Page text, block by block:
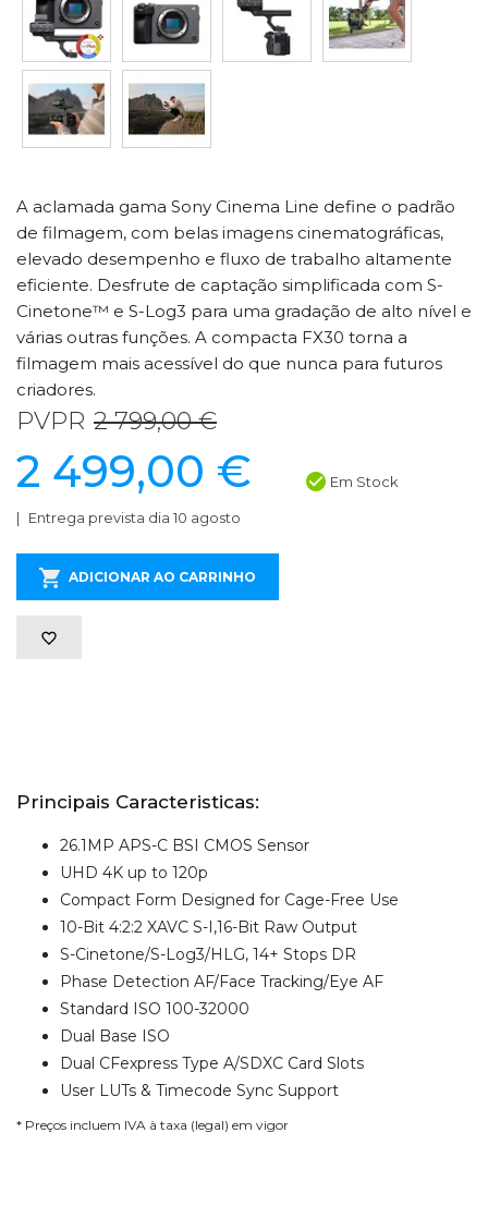
A aclamada gama Sony Cinema Line define o padrão
de filmagem, com belas imagens cinematográficas,
elevado desempenho e fluxo de trabalho altamente
eficiente. Desfrute de captação simplificada com S-
Cinetone™ e S-Log3 para uma gradação de alto nível e
várias outras funções. A compacta FX30 torna a
filmagem mais acessível do que nunca para futuros
criadores.
PVPR 2 799,00 €
2 499,00 € Em Stock
Entrega prevista dia 10 agosto
ADICIONAR AO CARRINHO
Principais Caracteristicas:
26.1MP APS-C BSI CMOS Sensor
UHD 4K up to 120p
Compact Form Designed for Cage-Free Use
10-Bit 4:2:2 XAVC S-I,16-Bit Raw Output
S-Cinetone/S-Log3/HLG, 14+ Stops DR
Phase Detection AF/Face Tracking/Eye AF
Standard ISO 100-32000
Dual Base ISO
Dual CFexpress Type A/SDXC Card Slots
User LUTs & Timecode Sync Support
* Preços incluem IVA à taxa (legal) em vigor